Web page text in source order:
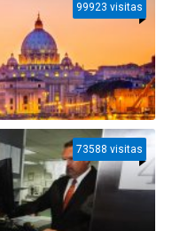
99923 visitas
73588 visitas